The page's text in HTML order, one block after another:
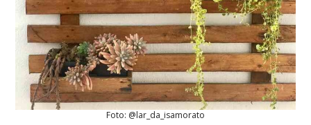
Foto: @lar_da_isamorato